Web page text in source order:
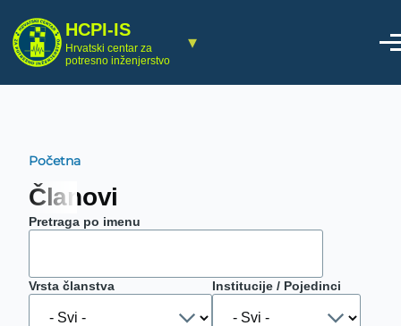
HCPI-IS
Hrvatski centar za
potresno inženjerstvo
▾
Breadcrumb
Početna
Članovi
Pretraga po imenu
Vrsta članstva Institucije / Pojedinci